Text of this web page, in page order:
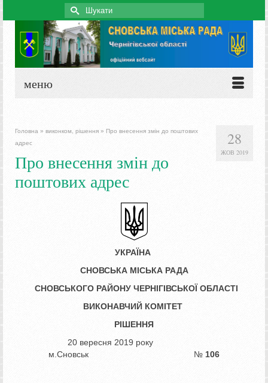
Search
for:
меню
28
ЖОВ 2019
Головна » виконком, рішення » Про внесення змін до поштових
адрес
Про внесення змін до
поштових адрес
УКРАЇНА
СНОВСЬКА МІСЬКА РАДА
СНОВСЬКОГО РАЙОНУ ЧЕРНІГІВСЬКОЇ ОБЛАСТІ
ВИКОНАВЧИЙ КОМІТЕТ
РІШЕННЯ
20 вересня 2019 року
м.Сновськ № 106